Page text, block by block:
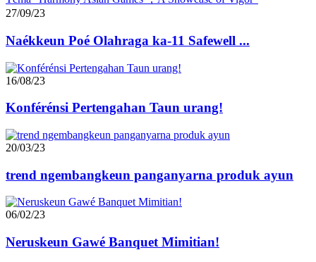
27/09/23
Naékkeun Poé Olahraga ka-11 Safewell ...
16/08/23
Konférénsi Pertengahan Taun urang!
20/03/23
trend ngembangkeun panganyarna produk ayun
06/02/23
Neruskeun Gawé Banquet Mimitian!